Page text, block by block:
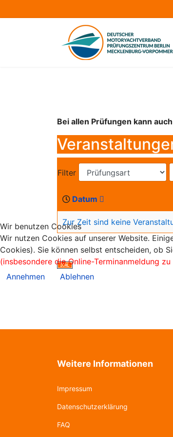
Bei allen Prüfungen kann
Filter
Datum
Zur Zeit sind keine
Weitere Informationen
Impressum
Datenschutzerklärung
FAQ
Wir benutzen Cookies
Wir nutzen Cookies auf unserer Website.
Cookies). Sie können selbst entscheiden, ob
(insbesondere die Online-Terminanmeldung
Annehmen
Ablehnen